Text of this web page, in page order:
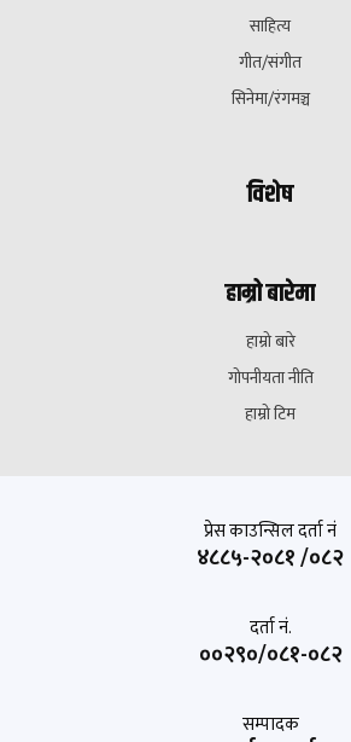
साहित्य
गीत/संगीत
सिनेमा/रंगमञ्च
विशेष
हाम्रो बारेमा
हाम्रो बारे
गोपनीयता नीति
हाम्रो टिम
प्रेस काउन्सिल दर्ता नं
४८८५-२०८१ /०८२
दर्ता नं.
००२९०/०८१-०८२
सम्पादक